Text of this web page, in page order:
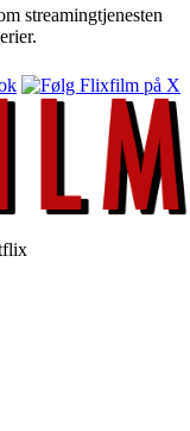
streamingtjenesten